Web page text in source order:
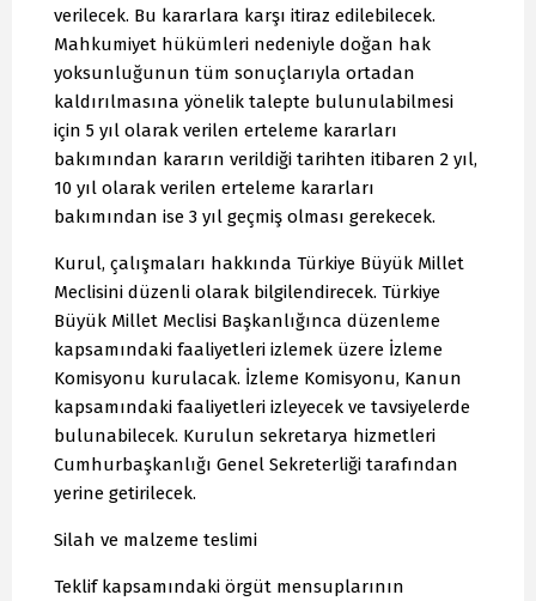
verilecek. Bu kararlara karşı itiraz edilebilecek.
Mahkumiyet hükümleri nedeniyle doğan hak
yoksunluğunun tüm sonuçlarıyla ortadan
kaldırılmasına yönelik talepte bulunulabilmesi
için 5 yıl olarak verilen erteleme kararları
bakımından kararın verildiği tarihten itibaren 2 yıl,
10 yıl olarak verilen erteleme kararları
bakımından ise 3 yıl geçmiş olması gerekecek.
Kurul, çalışmaları hakkında Türkiye Büyük Millet
Meclisini düzenli olarak bilgilendirecek. Türkiye
Büyük Millet Meclisi Başkanlığınca düzenleme
kapsamındaki faaliyetleri izlemek üzere İzleme
Komisyonu kurulacak. İzleme Komisyonu, Kanun
kapsamındaki faaliyetleri izleyecek ve tavsiyelerde
bulunabilecek. Kurulun sekretarya hizmetleri
Cumhurbaşkanlığı Genel Sekreterliği tarafından
yerine getirilecek.
Silah ve malzeme teslimi
Teklif kapsamındaki örgüt mensuplarının